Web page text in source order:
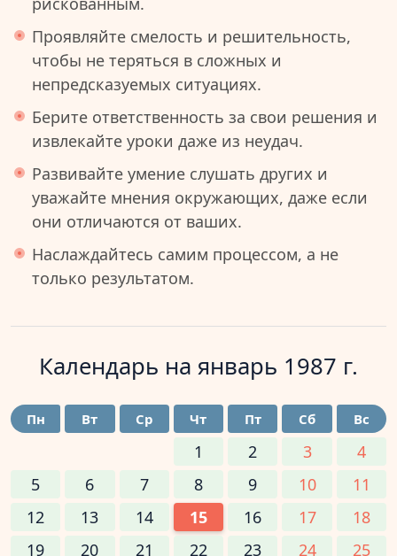
Проявляйте смелость и решительность,
чтобы не теряться в сложных и
непредсказуемых ситуациях.
Берите ответственность за свои решения и
извлекайте уроки даже из неудач.
Развивайте умение слушать других и
уважайте мнения окружающих, даже если
они отличаются от ваших.
Наслаждайтесь самим процессом, а не
только результатом.
Календарь на январь 1987 г.
Пн Вт Ср Чт Пт Сб Вс
1 2 3
4
5
6 7 8 9 10
11
12
13 14 15 16 17
18
19
20 21 22 23 24 25